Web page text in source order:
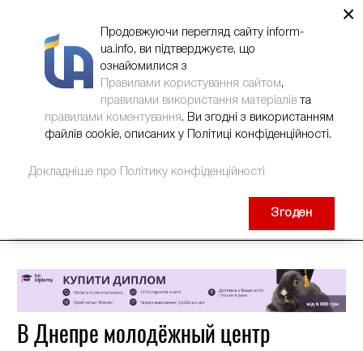
В Днепре молодёжный центр
×
Продовжуючи перегляд сайту inform-
ua.info, ви підтверджуєте, що
ознайомилися з
Правилами користування сайтом,
правилами використання матеріалів та
правилами коментування. Ви згодні з використанням
файлів cookie, описаних у Політиці конфіденційності.
Докладніше про Політику конфіденційності
Згоден